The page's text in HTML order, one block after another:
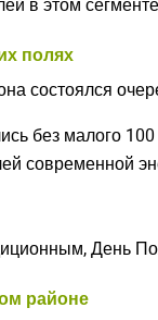
полях
состоялся
без малого
современной
День
районе